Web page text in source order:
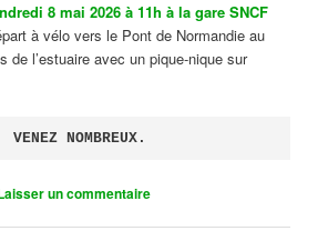
8 mai 2026 à 11h à la gare SNCF
à vélo vers le Pont de Normandie au
de l’estuaire avec un pique-nique sur
VENEZ NOMBREUX.
un commentaire